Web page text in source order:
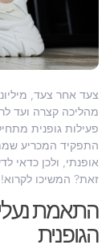
צעד אחר צעד,
מהליכה קצרה ועד
פעילות גופנית
התפקיד המכריע
אופנתי, ולכן כדאי
זאת? המשיכו לקרוא!
התאמת
הגופנית